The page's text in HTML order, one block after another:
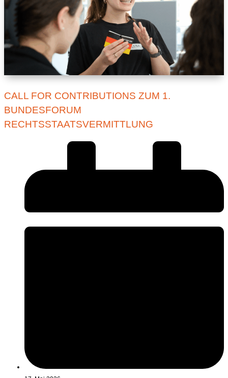
CALL FOR CONTRIBUTIONS ZUM 1.
BUNDESFORUM
RECHTSSTAATSVERMITTLUNG